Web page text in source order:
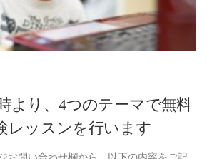
より、4つのテーマで無料
レッスンを行います